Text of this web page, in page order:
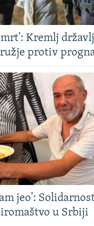
Kremlj
protiv
jeo':
u Srbiji